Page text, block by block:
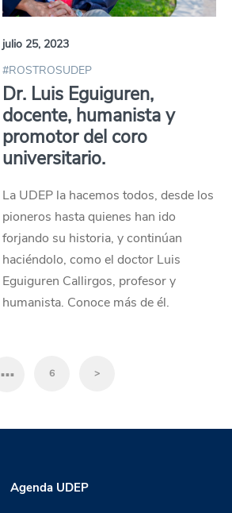
julio 25, 2023
#ROSTROSUDEP
Dr. Luis Eguiguren,
docente, humanista y
promotor del coro
universitario.
La UDEP la hacemos todos, desde los
pioneros hasta quienes han ido
forjando su historia, y continúan
haciéndolo, como el doctor Luis
Eguiguren Callirgos, profesor y
humanista. Conoce más de él.
… 6 >
Agenda UDEP